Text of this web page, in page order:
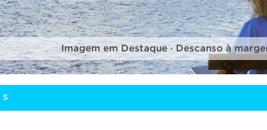
Imagem em Destaque · Descanso à